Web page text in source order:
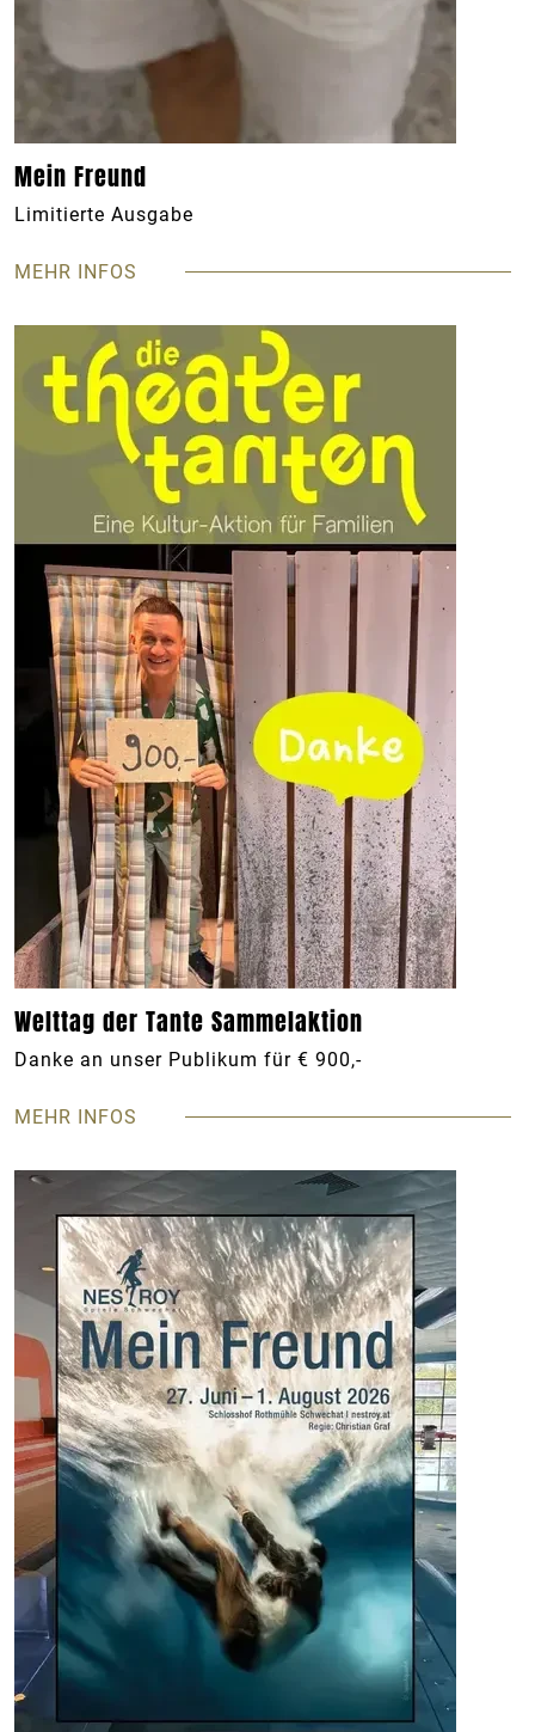
Mein Freund
Limitierte Ausgabe
MEHR INFOS
Welttag der Tante Sammelaktion
Danke an unser Publikum für € 900,-
MEHR INFOS